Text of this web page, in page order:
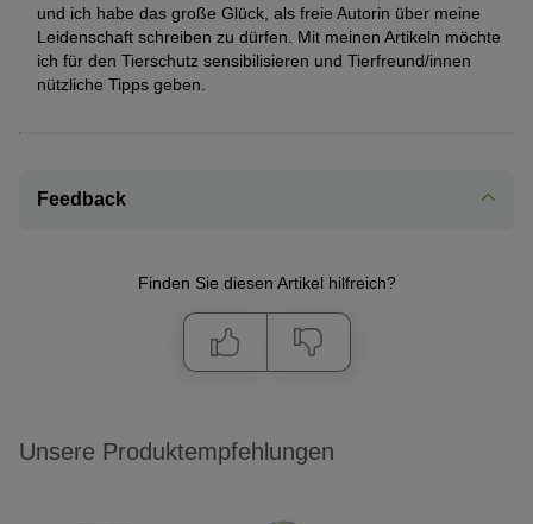
und ich habe das große Glück, als freie Autorin über meine
Leidenschaft schreiben zu dürfen. Mit meinen Artikeln möchte
ich für den Tierschutz sensibilisieren und Tierfreund/innen
nützliche Tipps geben.
Feedback
Finden Sie diesen Artikel hilfreich?
Unsere Produktempfehlungen